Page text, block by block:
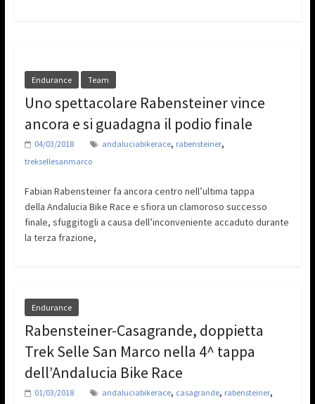
Endurance Team
Uno spettacolare Rabensteiner vince
ancora e si guadagna il podio finale
04/03/2018 andaluciabikerace, rabensteiner,
treksellesanmarco
Fabian Rabensteiner fa ancora centro nell’ultima tappa
della Andalucia Bike Race e sfiora un clamoroso successo
finale, sfuggitogli a causa dell’inconveniente accaduto durante
la terza frazione,
Endurance
Rabensteiner-Casagrande, doppietta
Trek Selle San Marco nella 4^ tappa
dell’Andalucia Bike Race
01/03/2018 andaluciabikerace, casagrande, rabensteiner,